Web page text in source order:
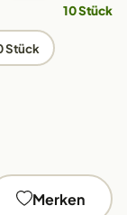
10 Stück
Stück
Merken